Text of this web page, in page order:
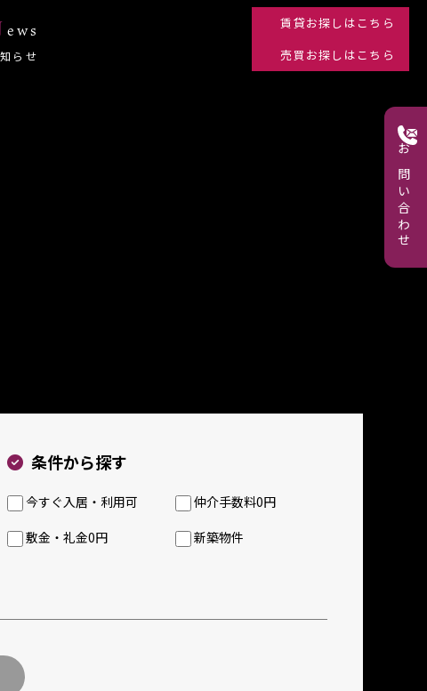
ews
らせ
賃貸お探しはこちら
売買 お探しはこちら
お問い合わせ
条件から探す
今すぐ入居・利用可 仲介手数料0円
敷金・礼金0円 新築物件